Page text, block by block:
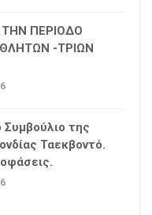
ΠΕΡΙΟΔΟ
-ΤΡΙΩΝ
Συμβούλιο της
Ταεκβοντό.